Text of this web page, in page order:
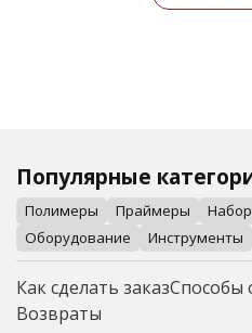
Популярные
Полимеры Праймеры
Оборудование
Инструменты
Как сделать заказСпособы
Возвраты